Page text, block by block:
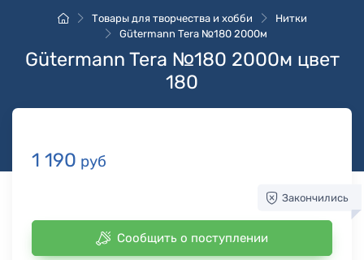
Товары для творчества и хобби
Нитки
Gütermann Tera №180 2000м
Gütermann Tera №180 2000м цвет
180
1 190 руб
Закончились
Сообщить о поступлении